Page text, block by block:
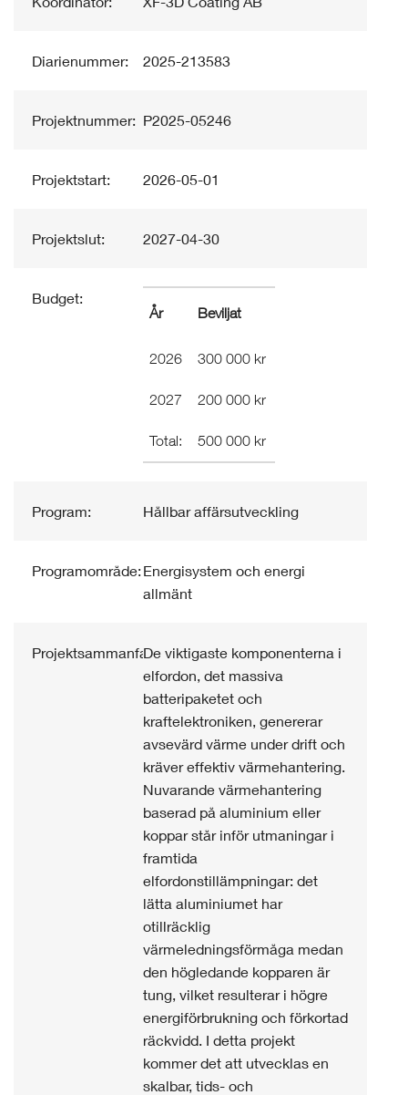
Diarienummer: 2025-213583
Projektnummer: P2025-05246
Projektstart: 2026-05-01
Projektslut: 2027-04-30
Budget:
År Beviljat
2026 300 000 kr
2027 200 000 kr
Total: 500 000 kr
Program: Hållbar affärsutveckling
Programområde:Energisystem och energi
allmänt
Projektsammanfattning:De viktigaste komponenterna i
elfordon, det massiva
batteripaketet och
kraftelektroniken, genererar
avsevärd värme under drift och
kräver effektiv värmehantering.
Nuvarande värmehantering
baserad på aluminium eller
koppar står inför utmaningar i
framtida
elfordonstillämpningar: det
lätta aluminiumet har
otillräcklig
värmeledningsförmåga medan
den högledande kopparen är
tung, vilket resulterar i högre
energiförbrukning och förkortad
räckvidd. I detta projekt
kommer det att utvecklas en
skalbar, tids- och